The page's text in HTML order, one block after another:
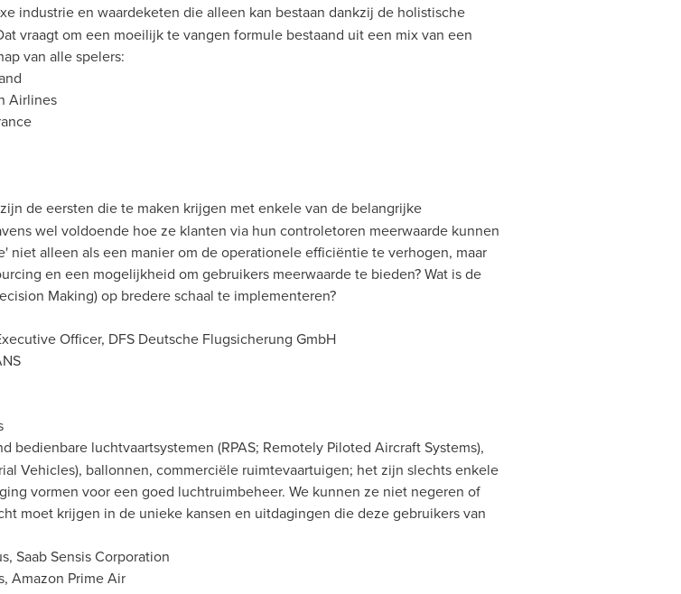
industrie en waardeketen die alleen kan bestaan dankzij de holistische
vraagt om een moeilijk te vangen formule bestaand uit een mix van een
van alle spelers:
Airlines
de eersten die te maken krijgen met enkele van de belangrijke
wel voldoende hoe ze klanten via hun controletoren meerwaarde kunnen
niet alleen als een manier om de operationele efficiëntie te verhogen, maar
en een mogelijkheid om gebruikers meerwaarde te bieden? Wat is de
Making) op bredere schaal te implementeren?
Officer, DFS Deutsche Flugsicherung GmbH
bedienbare luchtvaartsystemen (RPAS; Remotely Piloted Aircraft Systems),
Vehicles), ballonnen, commerciële ruimtevaartuigen; het zijn slechts enkele
vormen voor een goed luchtruimbeheer. We kunnen ze niet negeren of
moet krijgen in de unieke kansen en uitdagingen die deze gebruikers van
Saab Sensis Corporation
Amazon Prime Air